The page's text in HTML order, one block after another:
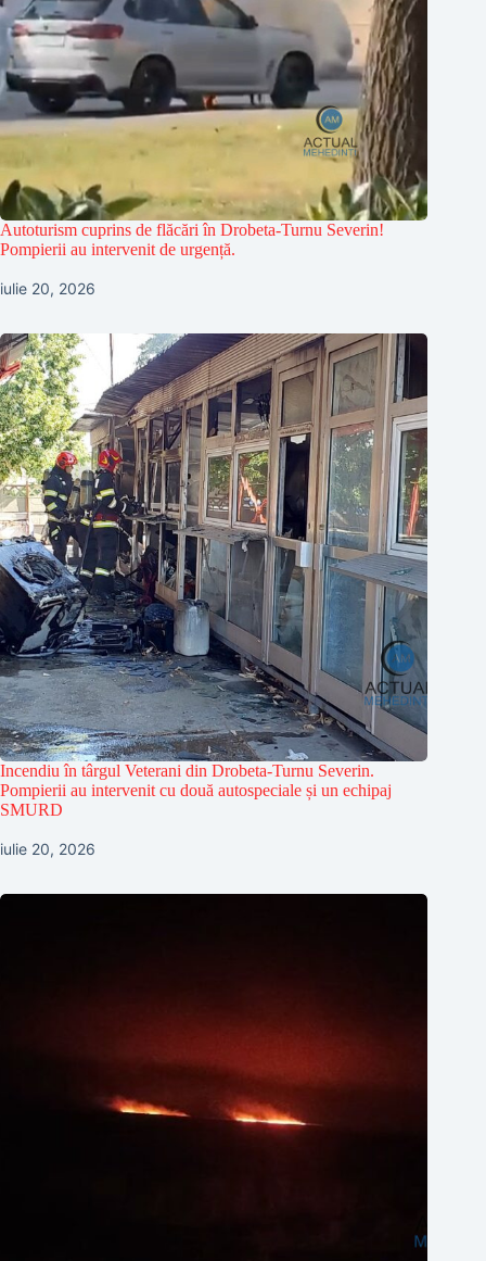
Autoturism cuprins de flăcări în Drobeta-Turnu Severin!
Pompierii au intervenit de urgență.
iulie 20, 2026
Incendiu în târgul Veterani din Drobeta-Turnu Severin.
Pompierii au intervenit cu două autospeciale și un echipaj
SMURD
iulie 20, 2026